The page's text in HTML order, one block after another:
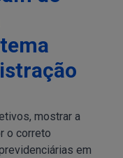
mostrar a
o correto
em